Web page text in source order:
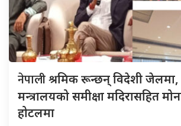
नेपालीश्रमिक रून्छन् विदेशी जेलमा,
मन्त्रालयको समीक्षा मदिरासहित
होटलमा